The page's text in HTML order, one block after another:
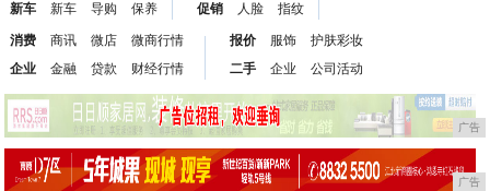
新车
新车
导购
保养
促销
人脸
指纹
消费
企业
商讯
金融
微店
贷款
微商行情
财经行情
报价
二手
服饰
企业
护肤彩妆
公司活动
广告
广告